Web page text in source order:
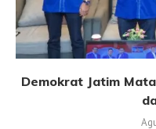
Demokrat Jatim